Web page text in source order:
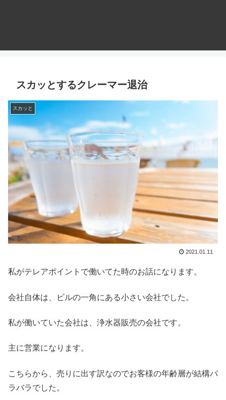
スカッとするクレーマー退治
スカッと
2021.01.11
私がテレアポイントで働いてた時のお話になります。
会社自体は、ビルの一角にある小さい会社でした。
私が働いていた会社は、浄水器販売の会社です。
主に営業になります。
こちらから、売りに出す訳なのでお客様の年齢層が結構バ
ラバラでした。